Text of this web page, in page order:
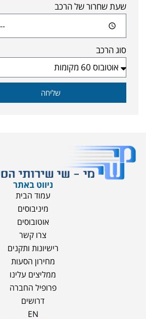
שעת שחרור של הרכב
סוג הרכב
שליחה
ניווט באתר
עמוד הבית
מיניבוסים
אוטובוסים
צרו קשר
רישיונות ותקנים
מחירון הסעות
ממליצים עלינו
פרופיל החברה
דרושים
EN